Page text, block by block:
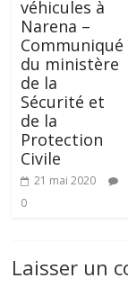
véhicules à
Narena –
Communiqué
du ministère
de la
Sécurité et
de la
Protection
Civile
21 mai 2020
0
Laisser un